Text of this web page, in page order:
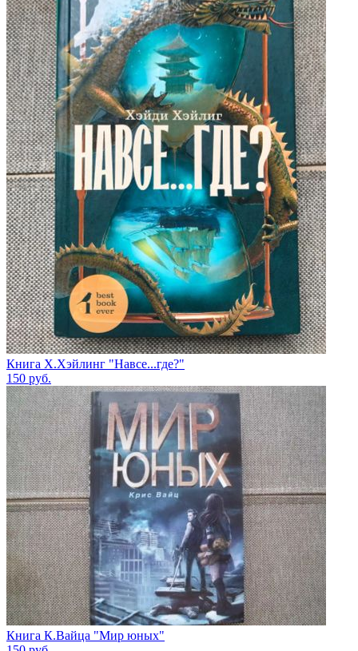
Книга Х.Хэйлинг "Навсе...где?"
150 руб.
Книга К.Вайца "Мир юных"